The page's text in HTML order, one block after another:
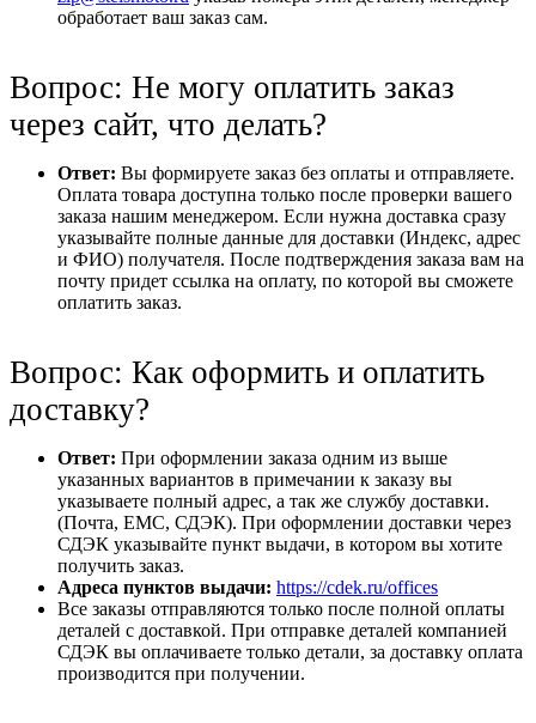
обработает ваш заказ сам.
Вопрос: Не могу оплатить заказ
через сайт, что делать?
Ответ: Вы формируете заказ без оплаты и отправляете.
Оплата товара доступна только после проверки вашего
заказа нашим менеджером. Если нужна доставка сразу
указывайте полные данные для доставки (Индекс, адрес
и ФИО) получателя. После подтверждения заказа вам на
почту придет ссылка на оплату, по которой вы сможете
оплатить заказ.
Вопрос: Как оформить и оплатить
доставку?
Ответ: При оформлении заказа одним из выше
указанных вариантов в примечании к заказу вы
указываете полный адрес, а так же службу доставки.
(Почта, ЕМС, СДЭК). При оформлении доставки через
СДЭК указывайте пункт выдачи, в котором вы хотите
получить заказ.
Адреса пунктов выдачи: https://cdek.ru/offices
Все заказы отправляются только после полной оплаты
деталей с доставкой. При отправке деталей компанией
СДЭК вы оплачиваете только детали, за доставку оплата
производится при получении.